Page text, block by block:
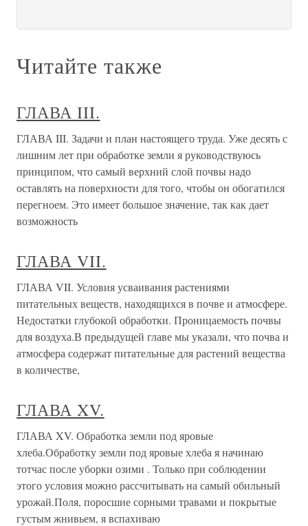
Читайте также
ГЛАВА III.
ГЛАВА III. Задачи и план настоящего труда. Уже десять с
лишним лет при обработке земли я руководствуюсь
принципом, что самый верхний слой почвы надо
оставлять на поверхности для того, чтобы он обогатился
перегноем. Это имеет большое значение, так как дает
возможность
ГЛАВА VII.
ГЛАВА VII. Условия усваивания растениями
питательных веществ, находящихся в почве и атмосфере.
Недостатки глубокой обработки. Проницаемость почвы
для воздуха.В предыдущей главе мы указали, что почва и
атмосфера содержат питательные для растений вещества
в количестве,
ГЛАВА XV.
ГЛАВА XV. Обработка земли под яровые
хлеба.Обработку земли под яровые хлеба я начинаю
тотчас после уборки озими . Только при соблюдении
этого условия можно рассчитывать на самый обильный
урожай.Поля, поросшие сорными травами и покрытые
густым жнивьем, я вспахиваю